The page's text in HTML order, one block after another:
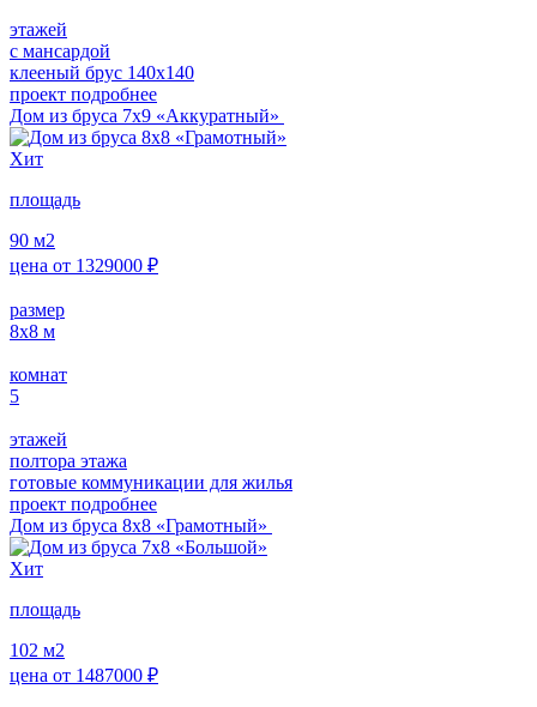
этажей
с мансардой
клееный брус 140х140
проект подробнее
Дом из бруса 7х9 «Аккуратный»
Хит
площадь
90 м2
цена от 1329000 ₽
размер
8х8 м
комнат
5
этажей
полтора этажа
готовые коммуникации для жилья
проект подробнее
Дом из бруса 8х8 «Грамотный»
Хит
площадь
102 м2
цена от 1487000 ₽